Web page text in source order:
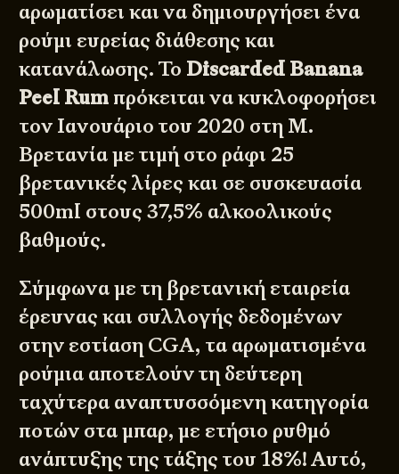
αρωματίσει και να δημιουργήσει ένα
ρούμι ευρείας διάθεσης και
κατανάλωσης. Το Discarded Banana
Peel Rum πρόκειται να κυκλοφορήσει
τον Ιανουάριο του 2020 στη Μ.
Βρετανία με τιμή στο ράφι 25
βρετανικές λίρες και σε συσκευασία
500ml στους 37,5% αλκοολικούς
βαθμούς.
Σύμφωνα με τη βρετανική εταιρεία
έρευνας και συλλογής δεδομένων
στην εστίαση CGA, τα αρωματισμένα
ρούμια αποτελούν τη δεύτερη
ταχύτερα αναπτυσσόμενη κατηγορία
ποτών στα μπαρ, με ετήσιο ρυθμό
ανάπτυξης της τάξης του 18%! Αυτό,